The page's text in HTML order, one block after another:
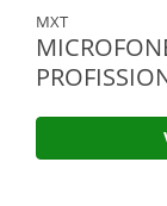
MXT